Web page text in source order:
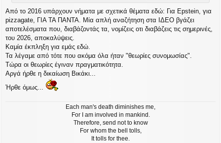
Από το 2016 υπάρχουν νήματα με σχετικά θέματα εδώ: Για Epstein, για
pizzagate, ΓΙΑ ΤΑ ΠΑΝΤΑ. Μία απλή αναζήτηση στα ΙΔΕΟ βγάζει
αποτελέσματα που, διαβάζοντάς τα, νομίζεις οτι διαβάζεις τις σημερινές,
του 2026, αποκαλύψεις.
Καμία έκπληξη για εμάς εδώ.
Τα λέγαμε από τότε που ακόμα όλα ήταν "θεωρίες συνομωσίας".
Τώρα οι θεωρίες έγιναν πραγματικότητα.
Αργά ήρθε η δικαίωση Βικάκι...
Ήρθε όμως...
Each man's death diminishes me,
For I am involved in mankind.
Therefore, send not to know
For whom the bell tolls,
It tolls for thee.